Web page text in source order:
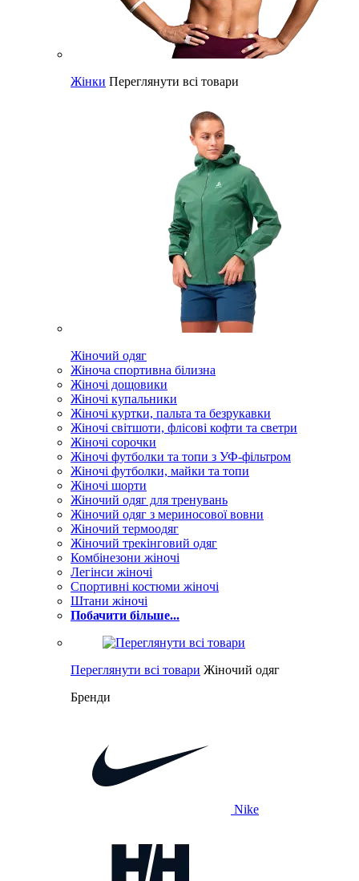
Жінки Переглянути всі товари
Жіночий одяг
Жіноча спортивна білизна
Жіночі дощовики
Жіночі купальники
Жіночі куртки, пальта та безрукавки
Жіночі світшоти, флісові кофти та светри
Жіночі сорочки
Жіночі футболки та топи з УФ-фільтром
Жіночі футболки, майки та топи
Жіночі шорти
Жіночий одяг для тренувань
Жіночий одяг з мериносової вовни
Жіночий термоодяг
Жіночий трекінговий одяг
Комбінезони жіночі
Легінси жіночі
Спортивні костюми жіночі
Штани жіночі
Побачити більше...
Переглянути всі товари Жіночий одяг
Бренди
Nike